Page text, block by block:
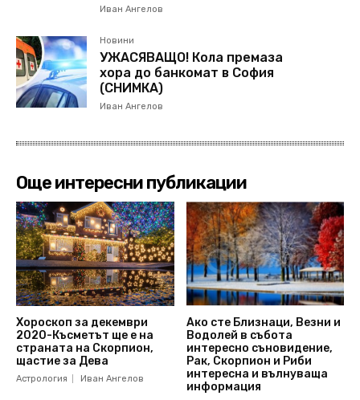
Иван Ангелов
Новини
УЖАСЯВАЩО! Кола премаза
хора до банкомат в София
(СНИМКА)
Иван Ангелов
Още интересни публикации
Хороскоп за декември
2020-Късметът ще е на
страната на Скорпион,
щастие за Дева
Астрология Иван Ангелов
Ако сте Близнаци, Везни и
Водолей в събота
интересно съновидение,
Рак, Скорпион и Риби
интересна и вълнуваща
информация